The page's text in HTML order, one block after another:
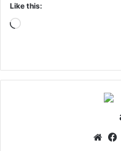
Like this:
Loading…